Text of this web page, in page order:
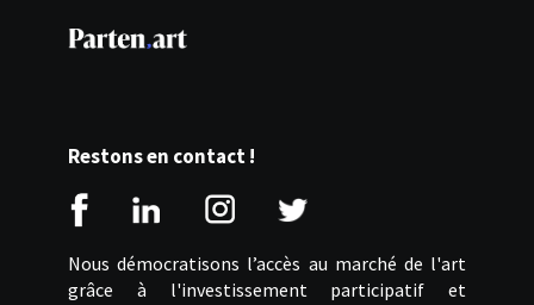
Restons en contact !
Nous démocratisons l’accès au marché de l'art
grâce à l'investissement participatif et